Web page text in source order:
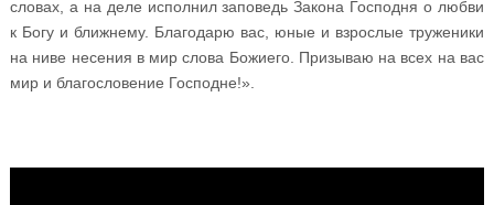
словах, а на деле исполнил заповедь Закона Господня о любви
к Богу и ближнему. Благодарю вас, юные и взрослые труженики
на ниве несения в мир слова Божиего. Призываю на всех на вас
мир и благословение Господне!».